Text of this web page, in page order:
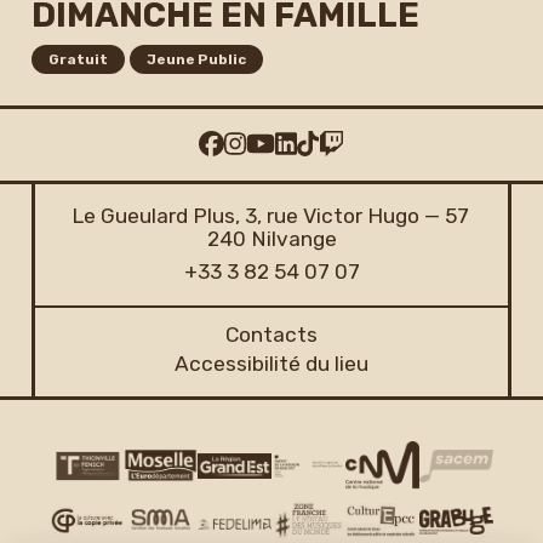
DIMANCHE EN FAMILLE
Gratuit Jeune Public
Le Gueulard Plus, 3, rue Victor Hugo — 57
240 Nilvange
+33 3 82 54 07 07
Contacts
Accessibilité du lieu